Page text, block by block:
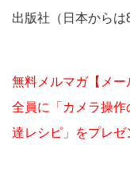
出版社（日本からは
無料メルマガ【メ
全員に「カメラ操
達レシピ」をプレゼ